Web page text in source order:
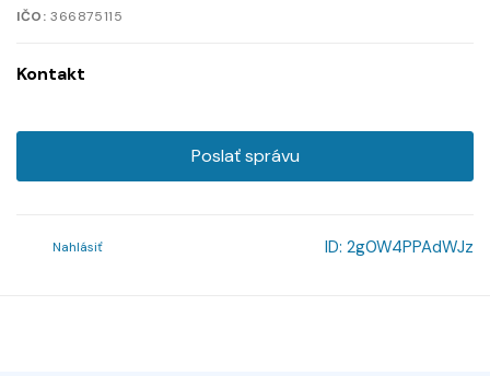
IČO: 366875115
Kontakt
Poslať správu
Nahlásiť ID: 2g0W4PPAdWJz